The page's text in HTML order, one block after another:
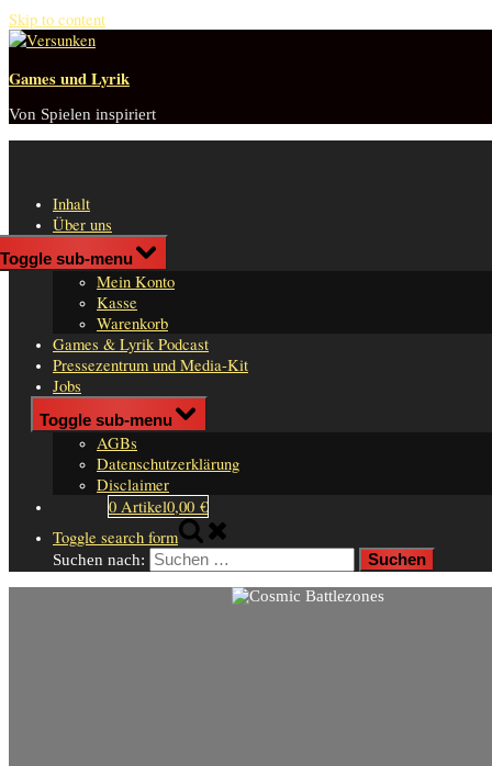
Skip to content
Games und Lyrik
Von Spielen inspiriert
Inhalt
Über uns
Shop
Toggle sub-menu
Mein Konto
Kasse
Warenkorb
Games & Lyrik Podcast
Pressezentrum und Media-Kit
Jobs
Impressum
Toggle sub-menu
AGBs
Datenschutzerklärung
Disclaimer
0 Artikel0,00 €
Toggle search form
Suchen nach: